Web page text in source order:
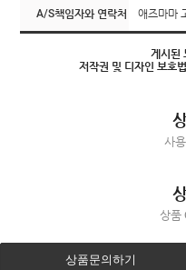
A/S책임자와 연락처 애즈마마
게시된
저작권 및 디자인 보호
사
상품
상품문의하기